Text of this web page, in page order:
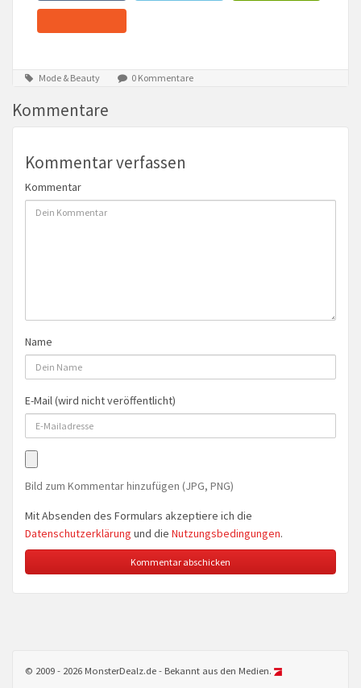
Mode & Beauty 0 Kommentare
Kommentare
Kommentar verfassen
Kommentar
Name
E-Mail (wird nicht veröffentlicht)
Bild zum Kommentar hinzufügen (JPG, PNG)
Mit Absenden des Formulars akzeptiere ich die
Datenschutzerklärung und die Nutzungsbedingungen.
© 2009 - 2026 MonsterDealz.de - Bekannt aus den Medien.